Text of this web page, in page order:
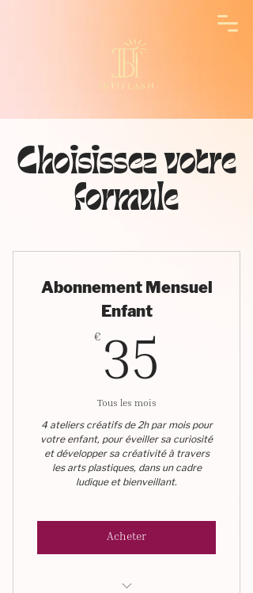
Choisissez votre
formule
Abonnement Mensuel
Enfant
€
35
Tous les mois
4 ateliers créatifs de 2h par mois pour
votre enfant, pour éveiller sa curiosité
et développer sa créativité à travers
les arts plastiques, dans un cadre
ludique et bienveillant.
Acheter